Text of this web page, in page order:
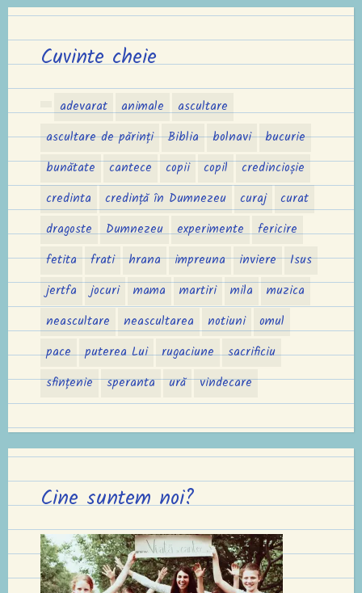
Cuvinte cheie
adevarat animale
ascultare
ascultare de părinți
Biblia bolnavi
bucurie
bunătate
cantece copii copil
credincioșie
credinta
credință în Dumnezeu curaj
curat
dragoste
Dumnezeu experimente
fericire
fetita
frati hrana impreuna inviere
Isus
jertfa
jocuri mama martiri mila
muzica
neascultare
neascultarea notiuni
omul
pace
puterea Lui rugaciune
sacrificiu
sfințenie
speranta ură vindecare
Cine suntem noi?